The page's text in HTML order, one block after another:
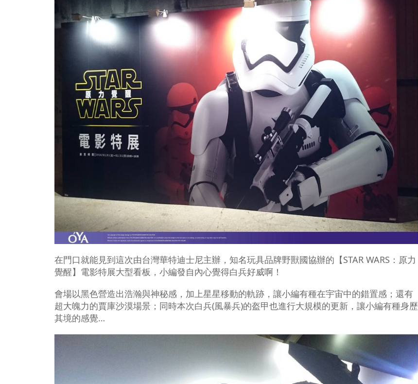
在門口就能見到這次由台灣華特迪士尼主辦，知名玩具品牌野獸國協辦的【STAR WARS：原力
覺醒】電影特展大型看板，小編發自內心覺得白兵好威啊！
會場以黑色營造出浩瀚與神秘感，加上星星移動的軌跡，讓小編有種在宇宙中的錯置感；還有
超大魄力的賈庫沙漠場景；同時本次白兵(風暴兵)的盔甲也進行大規模的更新，讓小編有種身歷
其境的感覺…